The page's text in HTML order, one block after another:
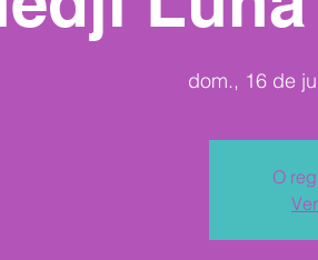
dom., 16 de
O